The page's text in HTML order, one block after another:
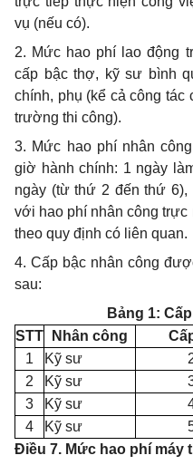
vụ (nếu có).
2. Mức hao phí lao động
cấp bậc thợ, kỹ sư bình
chính, phụ (kể cả công tác
trường thi công).
3. Mức hao phí nhân
giờ hành chính: 1 ngày
ngày (từ thứ 2 đến thứ
với hao phí nhân công
theo quy định có liên quan.
4. Cấp bậc nhân công
sau:
Bảng 1:
STT
Nhân công
1
Kỹ sư
2
Kỹ sư
3
Kỹ sư
4
Kỹ sư
Điều 7. Mức hao phí máy